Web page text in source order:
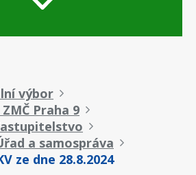
výbor
Praha 9
a samospráva
ze dne 28.8.2024